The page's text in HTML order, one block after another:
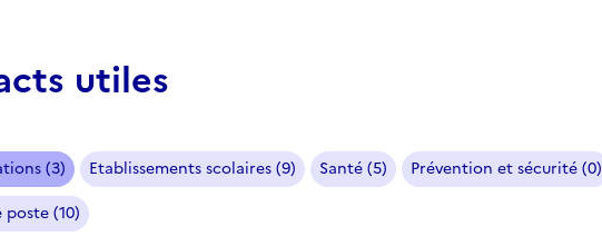
utiles
(3) Etablissements scolaires (9) Santé (5) Prévention et sécurité (0)
poste (10)